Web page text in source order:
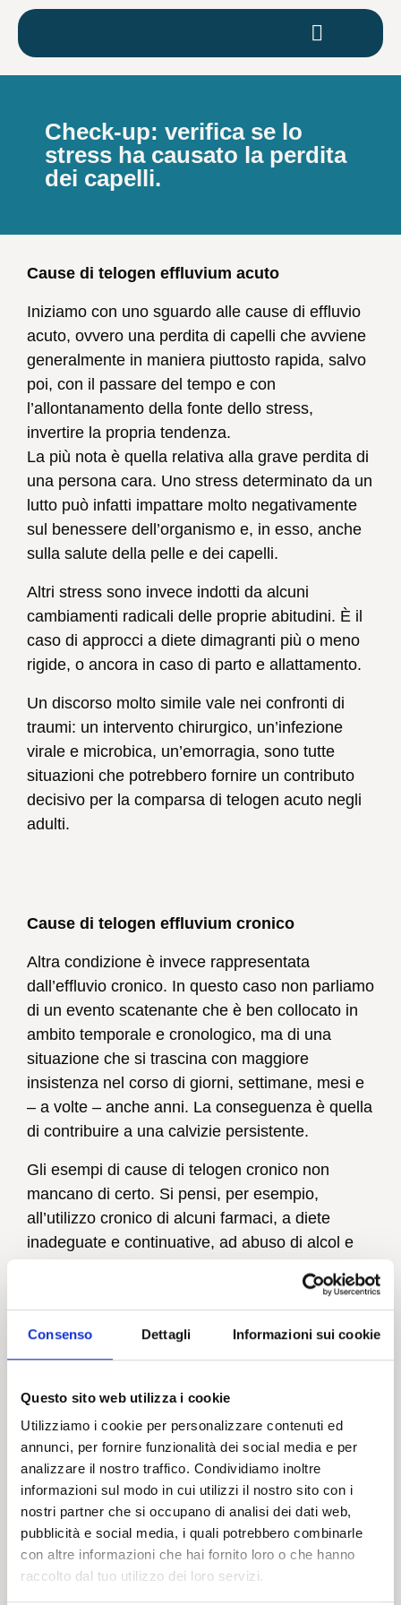
Consenso Dettagli Informazioni sui cookie
Questo sito web utilizza i cookie
Utilizziamo i cookie per personalizzare contenuti ed
annunci, per fornire funzionalità dei social media e per
analizzare il nostro traffico. Condividiamo inoltre
informazioni sul modo in cui utilizzi il nostro sito con i
nostri partner che si occupano di analisi dei dati web,
pubblicità e social media, i quali potrebbero combinarle
con altre informazioni che hai fornito loro o che hanno
raccolto dal tuo utilizzo dei loro servizi.
Check-up: verifica se lo
stress ha causato la perdita
dei capelli.
Cause di telogen effluvium acuto
Iniziamo con uno sguardo alle cause di effluvio
acuto, ovvero una perdita di capelli che avviene
generalmente in maniera piuttosto rapida, salvo
poi, con il passare del tempo e con
l’allontanamento della fonte dello stress,
invertire la propria tendenza.
La più nota è quella relativa alla grave perdita di
una persona cara. Uno stress determinato da un
lutto può infatti impattare molto negativamente
sul benessere dell’organismo e, in esso, anche
sulla salute della pelle e dei capelli.
Altri stress sono invece indotti da alcuni
cambiamenti radicali delle proprie abitudini. È il
caso di approcci a diete dimagranti più o meno
rigide, o ancora in caso di parto e allattamento.
Un discorso molto simile vale nei confronti di
traumi: un intervento chirurgico, un’infezione
virale e microbica, un’emorragia, sono tutte
situazioni che potrebbero fornire un contributo
decisivo per la comparsa di telogen acuto negli
adulti.
Cause di telogen effluvium cronico
Altra condizione è invece rappresentata
dall’effluvio cronico. In questo caso non parliamo
di un evento scatenante che è ben collocato in
ambito temporale e cronologico, ma di una
situazione che si trascina con maggiore
insistenza nel corso di giorni, settimane, mesi e
– a volte – anche anni. La conseguenza è quella
di contribuire a una calvizie persistente.
Gli esempi di cause di telogen cronico non
mancano di certo. Si pensi, per esempio,
all’utilizzo cronico di alcuni farmaci, a diete
inadeguate e continuative, ad abuso di alcol e
alle lampade abbronzanti, alla presenza di
malattie croniche e malattie psichiche.
panico, è generalmente a maggiore rischio di
sviluppare una condizione di telogen effluvium
cronico. In maniera analoga, un fattore di rischio
connesso è quello dell’insonnia, soprattutto se
legata a fattori ansiogeni: un mix di determinanti
particolarmente sfavorevole che ha come
ripercussione un peggioramento della salute del
proprio organismo e, in esso, ovviamente, anche